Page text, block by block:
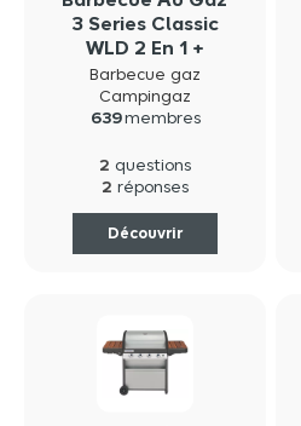
3 Series Classic
WLD 2 En 1 +
Plancha Noir
Campingaz
Barbecue gaz
Campingaz
639membres
2 questions
2 réponses
Découvrir